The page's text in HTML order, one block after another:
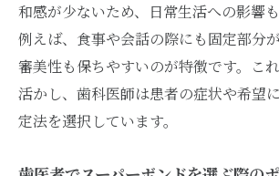
和感が少ないため、日常生活への影響も
例えば、食事や会話の際にも固定部分
審美性も保ちやすいのが特徴です。こ
活かし、歯科医師は患者の症状や希望
定法を選択しています。